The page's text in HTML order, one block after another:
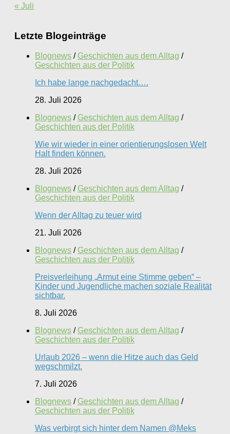
« Juli
Letzte Blogeinträge
Blognews / Geschichten aus dem Alltag /
Geschichten aus der Politik
Ich habe lange nachgedacht….
28. Juli 2026
Blognews / Geschichten aus dem Alltag /
Geschichten aus der Politik
Wie wir wieder in einer orientierungslosen Welt
Halt finden können.
28. Juli 2026
Blognews / Geschichten aus dem Alltag /
Geschichten aus der Politik
Wenn der Alltag zu teuer wird
21. Juli 2026
Blognews / Geschichten aus dem Alltag /
Geschichten aus der Politik
Preisverleihung „Armut eine Stimme geben“ –
Kinder und Jugendliche machen soziale Realität
sichtbar.
8. Juli 2026
Blognews / Geschichten aus dem Alltag /
Geschichten aus der Politik
Urlaub 2026 – wenn die Hitze auch das Geld
wegschmilzt.
7. Juli 2026
Blognews / Geschichten aus dem Alltag /
Geschichten aus der Politik
Was verbirgt sich hinter dem Namen @Meks